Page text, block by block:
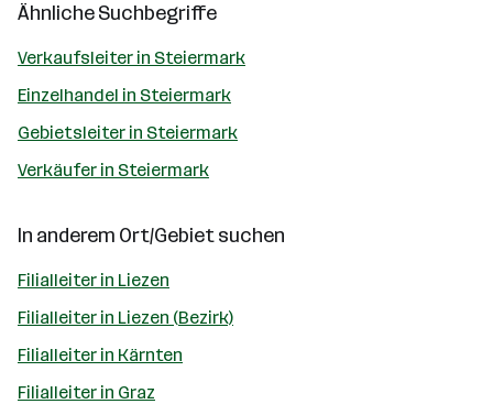
Ähnliche Suchbegriffe
Verkaufsleiter in Steiermark
Einzelhandel in Steiermark
Gebietsleiter in Steiermark
Verkäufer in Steiermark
In anderem Ort/Gebiet suchen
Filialleiter in Liezen
Filialleiter in Liezen (Bezirk)
Filialleiter in Kärnten
Filialleiter in Graz